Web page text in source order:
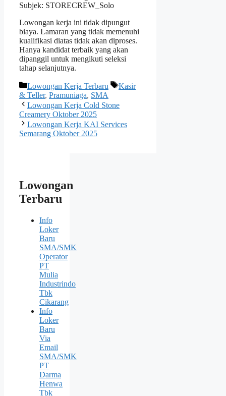
Subjek: STORECREW_Solo
Lowongan kerja ini tidak dipungut
biaya. Lamaran yang tidak memenuhi
kualifikasi diatas tidak akan diproses.
Hanya kandidat terbaik yang akan
dipanggil untuk mengikuti seleksi
tahap selanjutnya.
Kategori
Lowongan Kerja Terbaru Tag
Kasir
& Teller, Pramuniaga, SMA
Lowongan Kerja Cold Stone
Creamery Oktober 2025
Lowongan Kerja KAI Services
Semarang Oktober 2025
Lowongan
Terbaru
Info
Loker
Baru
SMA/SMK
Operator
PT
Mulia
Industrindo
Tbk
Cikarang
Info
Loker
Baru
Via
Email
SMA/SMK
PT
Darma
Henwa
Tbk